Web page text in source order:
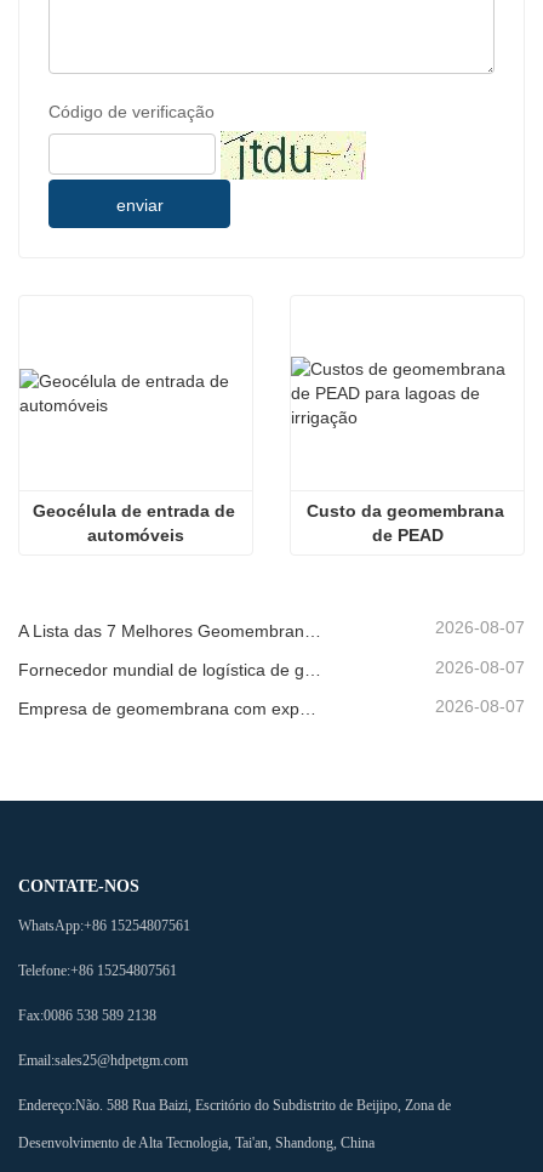
Código de verificação
enviar
Geocélula de entrada de
automóveis
Custo da geomembrana
de PEAD
2026-08-07
2026-08-07
Empresa de geomembrana com exportação direta de fábrica 2026-08-07
CONTATE-NOS
WhatsApp:+86 15254807561
Telefone:+86 15254807561
Fax:0086 538 589 2138
Email:sales25@hdpetgm.com
Endereço:Não. 588 Rua Baizi, Escritório do Subdistrito de Beijipo, Zona de
Desenvolvimento de Alta Tecnologia, Tai'an, Shandong, China